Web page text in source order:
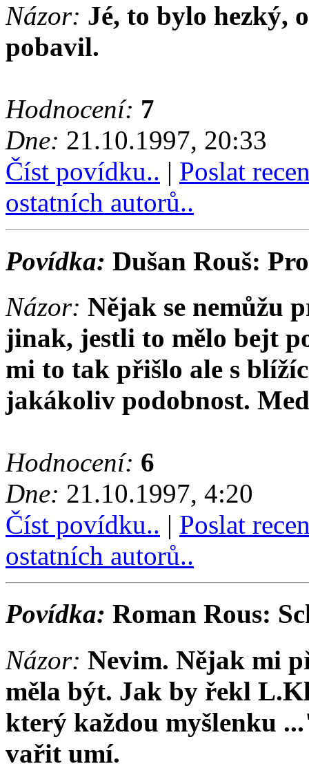
Názor: Jé, to bylo hezký,
pobavil.
Hodnocení: 7
Dne: 21.10.1997, 20:33
Číst povídku.. | Poslat
ostatních autorů..
Povídka: Dušan Rouš:
Názor: Nějak se nemůžu
jinak, jestli to mělo bejt
mi to tak přišlo ale s
jakákoliv podobnost.
Hodnocení: 6
Dne: 21.10.1997, 4:20
Číst povídku.. | Poslat
ostatních autorů..
Povídka: Roman Rous:
Názor: Nevim. Nějak mi
měla být. Jak by řekl
který každou myšlenku
vařit umí.